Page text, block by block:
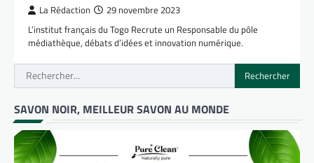
La Rédaction 29 novembre 2023
L’institut français du Togo Recrute un Responsable du pôle
médiathèque, débats d’idées et innovation numérique.
Rechercher :
SAVON NOIR, MEILLEUR SAVON AU MONDE